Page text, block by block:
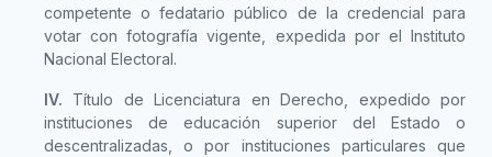
competente o fedatario público de la credencial para
votar con fotografía vigente, expedida por el Instituto
Nacional Electoral.
IV. Título de Licenciatura en Derecho, expedido por
instituciones de educación superior del Estado o
descentralizadas, o por instituciones particulares que